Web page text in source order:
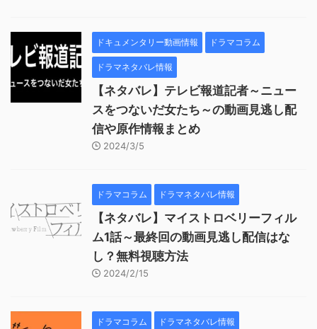
ドキュメンタリー動画情報 ドラマコラム
ドラマネタバレ情報
【ネタバレ】テレビ報道記者～ニュー
スをつないだ女たち～の動画見逃し配
信や原作情報まとめ
2024/3/5
ドラマコラム ドラマネタバレ情報
【ネタバレ】マイストロベリーフィル
ム1話～最終回の動画見逃し配信はな
し？無料視聴方法
2024/2/15
ドラマコラム ドラマネタバレ情報